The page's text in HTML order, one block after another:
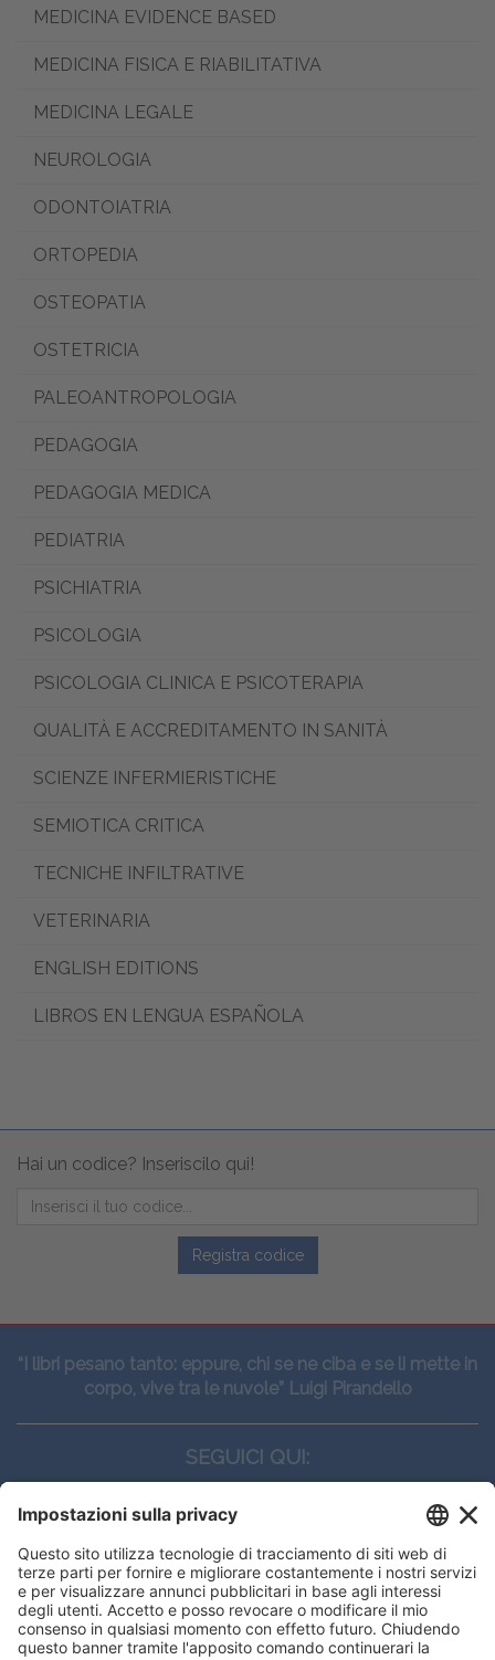
MEDICINA EVIDENCE BASED
MEDICINA FISICA E RIABILITATIVA
MEDICINA LEGALE
NEUROLOGIA
ODONTOIATRIA
ORTOPEDIA
OSTEOPATIA
OSTETRICIA
PALEOANTROPOLOGIA
PEDAGOGIA
PEDAGOGIA MEDICA
PEDIATRIA
PSICHIATRIA
PSICOLOGIA
PSICOLOGIA CLINICA E PSICOTERAPIA
QUALITÀ E ACCREDITAMENTO IN SANITÀ
SCIENZE INFERMIERISTICHE
SEMIOTICA CRITICA
TECNICHE INFILTRATIVE
VETERINARIA
ENGLISH EDITIONS
LIBROS EN LENGUA ESPAÑOLA
Hai un codice? Inseriscilo qui!
Registra codice
“I libri pesano tanto: eppure, chi se ne ciba e se li mette in
corpo, vive tra le nuvole” Luigi Pirandello
SEGUICI QUI:
CONTATTI
Edi.Ermes srl
Viale E. Forlanini, 21 - 20134, Milano